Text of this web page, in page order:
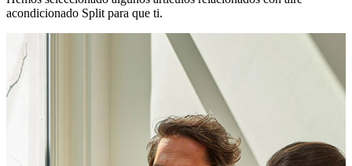
acondicionado Split para que ti.